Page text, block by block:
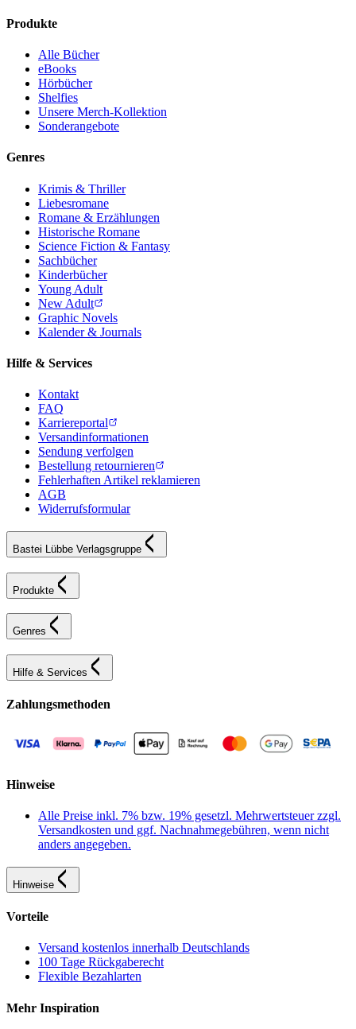
Produkte
Alle Bücher
eBooks
Hörbücher
Shelfies
Unsere Merch-Kollektion
Sonderangebote
Genres
Krimis & Thriller
Liebesromane
Romane & Erzählungen
Historische Romane
Science Fiction & Fantasy
Sachbücher
Kinderbücher
Young Adult
New Adult
Graphic Novels
Kalender & Journals
Hilfe & Services
Kontakt
FAQ
Karriereportal
Versandinformationen
Sendung verfolgen
Bestellung retournieren
Fehlerhaften Artikel reklamieren
AGB
Widerrufsformular
Bastei Lübbe Verlagsgruppe
Produkte
Genres
Hilfe & Services
Zahlungsmethoden
Hinweise
Alle Preise inkl. 7% bzw. 19% gesetzl. Mehrwertsteuer zzgl.
Versandkosten und ggf. Nachnahmegebühren, wenn nicht
anders angegeben.
Hinweise
Vorteile
Versand kostenlos innerhalb Deutschlands
100 Tage Rückgaberecht
Flexible Bezahlarten
Mehr Inspiration